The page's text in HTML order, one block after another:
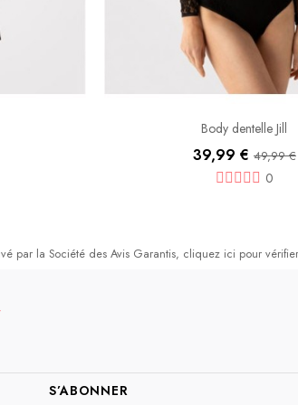
Body dentelle Jill
39,99 € 49,99 €
0
par la Société des Avis Garantis, cliquez ici pour vérifier
S’ABONNER